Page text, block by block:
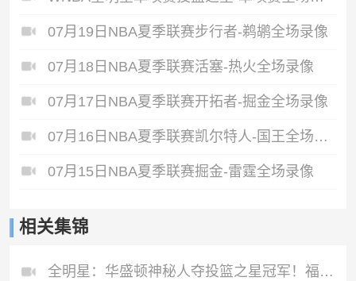
07月19日NBA夏季联赛步行者-鹈鹕全场录像
07月18日NBA夏季联赛活塞-热火全场录像
07月17日NBA夏季联赛开拓者-掘金全场录像
07月16日NBA夏季联赛凯尔特人-国王全场录像
07月15日NBA夏季联赛掘金-雷霆全场录像
相关集锦
全明星：华盛顿神秘人夺投篮之星冠军！福德夺得三分大赛冠军！